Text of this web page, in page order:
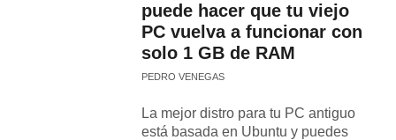
puede hacer que tu viejo
PC vuelva a funcionar con
solo 1 GB de RAM
PEDRO VENEGAS
La mejor distro para tu PC antiguo
está basada en Ubuntu y puedes